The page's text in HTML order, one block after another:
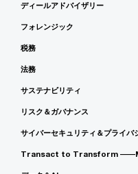
ディールアドバイザリー
フォレンジック
税務
法務
サステナビリティ
リスク＆ガバナンス
サイバーセキュリティ＆プライバ
Transact to Transform